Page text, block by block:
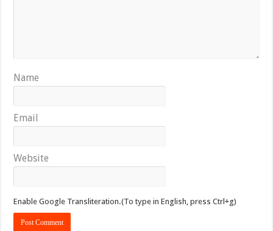
Name
Email
Website
Enable Google Transliteration.(To type in English, press Ctrl+g)